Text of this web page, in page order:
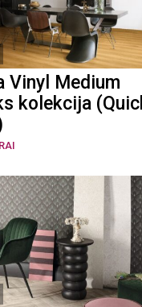
Vinyl Medium
kolekcija